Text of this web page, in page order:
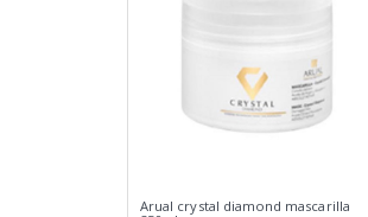
Arual crystal diamond mascarilla